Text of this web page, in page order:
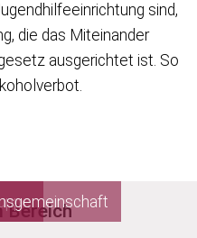
sind,
die das Miteinander
ausgerichtet ist. So
Bereich